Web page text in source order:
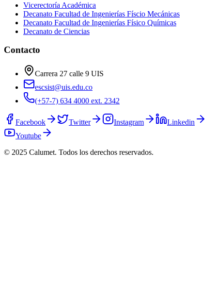
Vicerectoría Académica
Decanato Facultad de Ingenierías Físcio Mecánicas
Decanato Facultad de Ingenierías Físico Químicas
Decanato de Ciencias
Contacto
Carrera 27 calle 9 UIS
escsist@uis.edu.co
(+57-7) 634 4000 ext. 2342
Facebook Twitter Instagram
Linkedin
Youtube
© 2025 Calumet. Todos los derechos reservados.